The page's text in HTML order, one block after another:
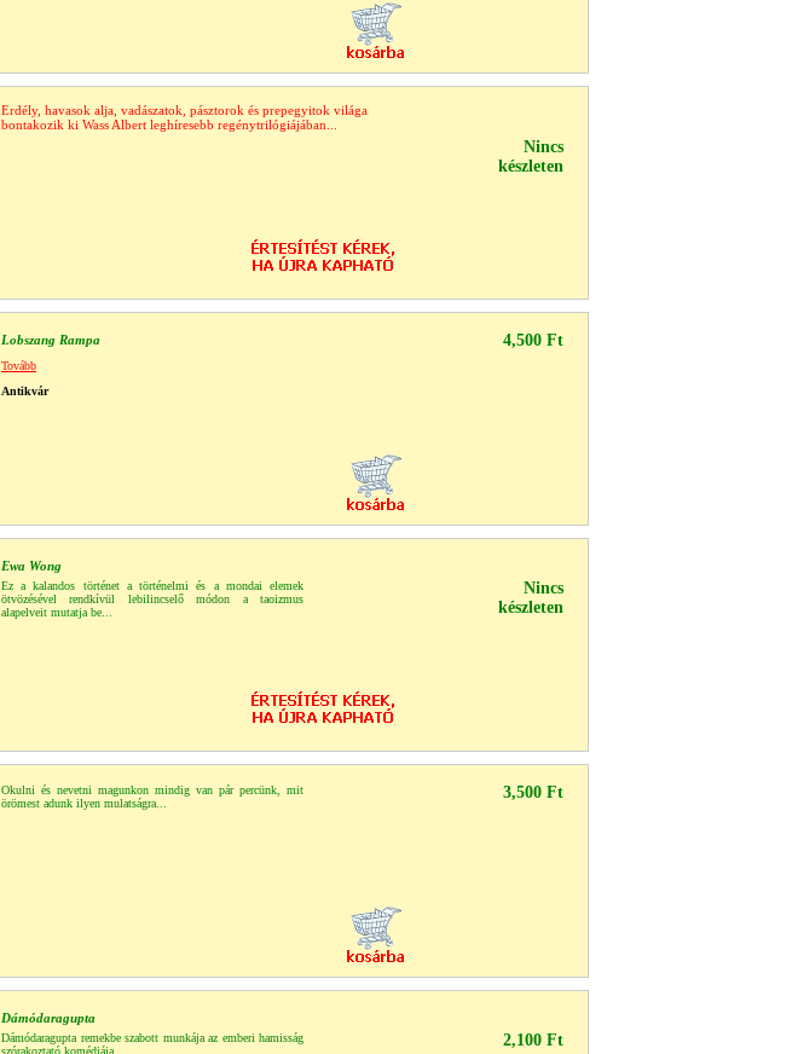
Erdély, havasok alja, vadászatok, pásztorok és prepegyitok világa
bontakozik ki Wass Albert leghíresebb regénytrilógiájában...
Nincs
készleten
Lobszang Rampa 4,500 Ft
Tovább
Antikvár
Ewa Wong
Ez a kalandos történet a történelmi és a mondai elemek
ötvözésével rendkívül lebilincselő módon a taoizmus
alapelveit mutatja be...
Nincs
készleten
Okulni és nevetni magunkon mindig van pár percünk, mit
örömest adunk ilyen mulatságra...
3,500 Ft
Dámódaragupta
Dámódaragupta remekbe szabott munkája az emberi hamisság
szórakoztató komédiája...
2,100 Ft